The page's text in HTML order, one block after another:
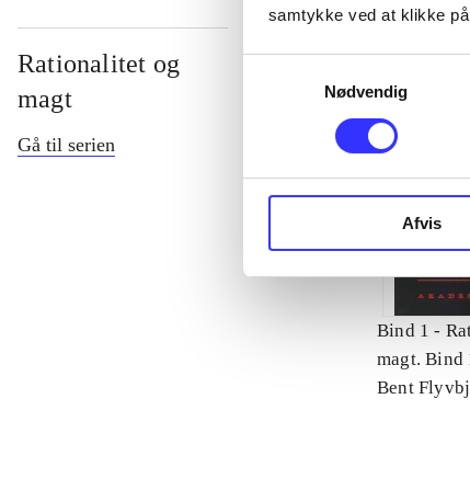
samtykke ved at klikke
Nødvendig
Afvis
Rationalitet og
magt
Gå til serien
Bind 1 -
magt. Bind
videnskab
Bent